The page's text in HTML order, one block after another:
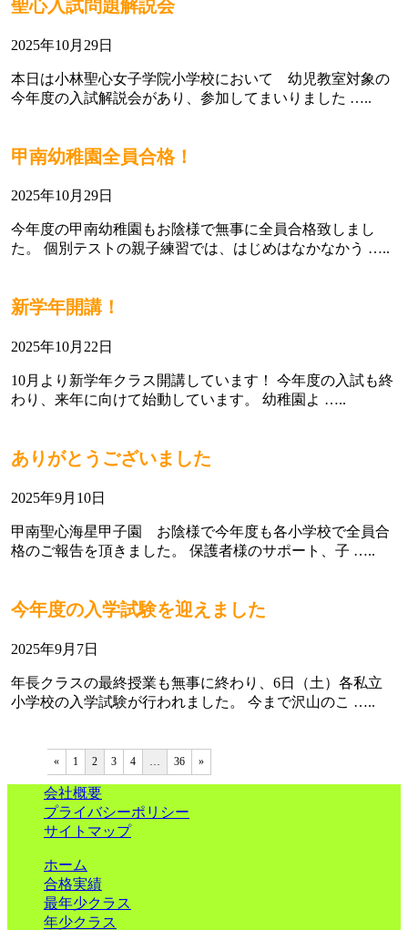
聖心入試問題解説会
2025年10月29日
本日は小林聖心女子学院小学校において 幼児教室対象の
今年度の入試解説会があり、参加してまいりました …..
甲南幼稚園全員合格！
2025年10月29日
今年度の甲南幼稚園もお陰様で無事に全員合格致しまし
た。 個別テストの親子練習では、はじめはなかなかう …..
新学年開講！
2025年10月22日
10月より新学年クラス開講しています！ 今年度の入試も終
わり、来年に向けて始動しています。 幼稚園よ …..
ありがとうございました
2025年9月10日
甲南聖心海星甲子園 お陰様で今年度も各小学校で全員合
格のご報告を頂きました。 保護者様のサポート、子 …..
今年度の入学試験を迎えました
2025年9月7日
年長クラスの最終授業も無事に終わり、6日（土）各私立
小学校の入学試験が行われました。 今まで沢山のこ …..
« 1 2 3 4 … 36 »
会社概要
プライバシーポリシー
サイトマップ
ホーム
合格実績
最年少クラス
年少クラス